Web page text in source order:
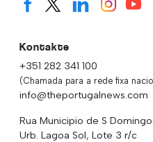
Kontakte
+351 282 341 100
(Chamada para a rede fixa
info@theportugalnews.com
Rua Municipio de S
Urb. Lagoa Sol, Lote 3 r/c